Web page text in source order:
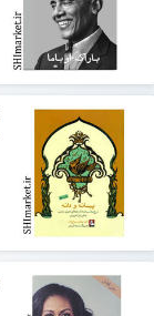
Open submenu (محصولات)
محصولات
تماس با ما
ورود به سایت